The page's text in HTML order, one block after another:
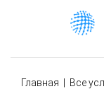
Главная Все